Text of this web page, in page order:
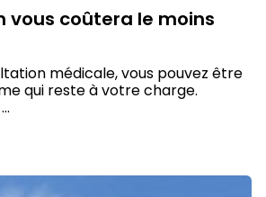
vous coûtera le moins
médicale, vous pouvez être
qui reste à votre charge.